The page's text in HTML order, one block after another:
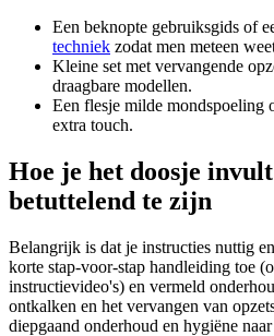
Een beknopte gebruiksgids of
techniek zodat men meteen
Kleine set met vervangende
draagbare modellen.
Een flesje milde mondspoeling
extra touch.
Hoe je het doosje
betuttelend te zijn
Belangrijk is dat je instructies nuttig
korte stap-voor-stap handleiding toe
instructievideo's) en vermeld
ontkalken en het vervangen van
diepgaand onderhoud en hygiëne naar